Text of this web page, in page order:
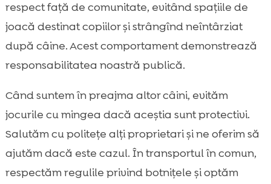
respect față de comunitate, evitând spațiile de
joacă destinat copiilor și strângînd neîntârziat
după câine. Acest comportament demonstrează
responsabilitatea noastră publică.
Când suntem în preajma altor câini, evităm
jocurile cu mingea dacă aceștia sunt protectivi.
Salutăm cu politețe alți proprietari și ne oferim să
ajutăm dacă este cazul. În transportul în comun,
respectăm regulile privind botnițele și optăm